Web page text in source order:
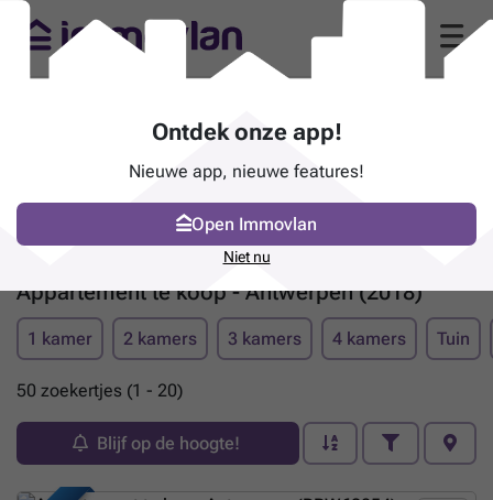
Appartement te koop - Antwerpen (2018)
1 kamer 2 kamers 3 kamers 4 kamers Tuin
50 zoekertjes (1 - 20)
Blijf op de hoogte!
Ontdek onze app!
Nieuwe app, nieuwe features!
Open Immovlan
Niet nu